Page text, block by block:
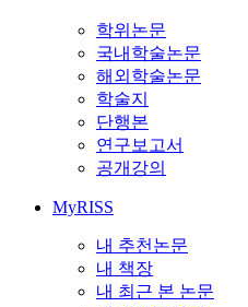
학위논문
국내학술논문
해외학술논문
학술지
단행본
연구보고서
공개강의
MyRISS
내 추천논문
내 책장
내 최근 본 논문